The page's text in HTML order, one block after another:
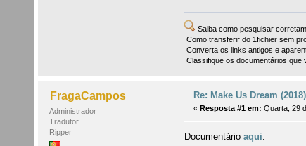
Saiba como pesquisar
Como transferir do 1fichier sem
Converta os links antigos e
Classifique os documentários que
FragaCampos
Administrador
Tradutor
Ripper
Re: Make Us Dream (2018)
« Resposta #1 em: Quarta, 29
Documentárioaqui.